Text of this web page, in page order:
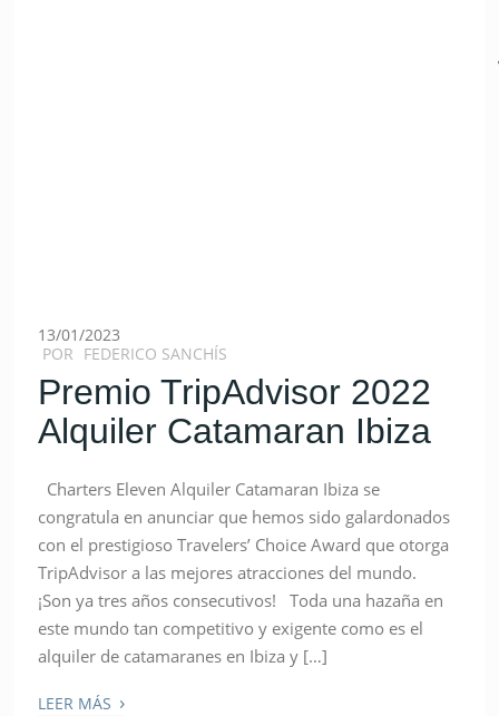
13/01/2023
POR FEDERICO SANCHÍS
Premio TripAdvisor 2022
Alquiler Catamaran Ibiza
Charters Eleven Alquiler Catamaran Ibiza se
congratula en anunciar que hemos sido galardonados
con el prestigioso Travelers’ Choice Award que otorga
TripAdvisor a las mejores atracciones del mundo.
¡Son ya tres años consecutivos! Toda una hazaña en
este mundo tan competitivo y exigente como es el
alquiler de catamaranes en Ibiza y […]
LEER MÁS ›